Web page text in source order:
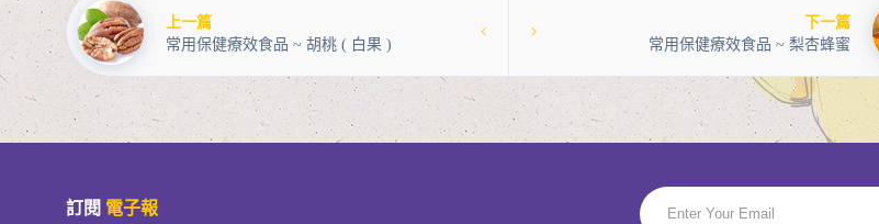
上一篇
常用保健療效食品 ~ 胡桃 ( 白果 )
下一篇
常用保健療效食品 ~ 梨杏蜂蜜
訂閱 電子報